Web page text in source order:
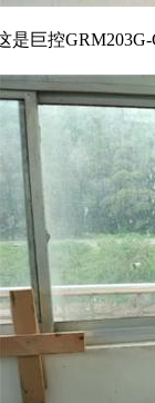
是巨控